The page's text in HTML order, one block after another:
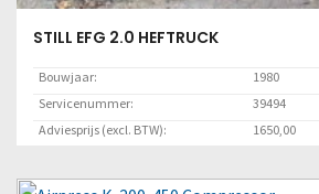
STILL EFG 2.0 HEFTRUCK
Bouwjaar:
1980
Servicenummer:
39494
Adviesprijs (excl. BTW):
1650,00